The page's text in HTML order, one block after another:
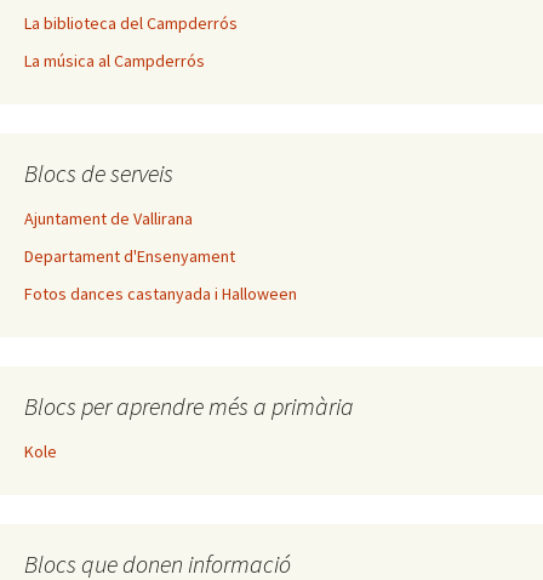
La biblioteca del Campderrós
La música al Campderrós
Blocs de serveis
Ajuntament de Vallirana
Departament d'Ensenyament
Fotos dances castanyada i Halloween
Blocs per aprendre més a primària
Kole
Blocs que donen informació